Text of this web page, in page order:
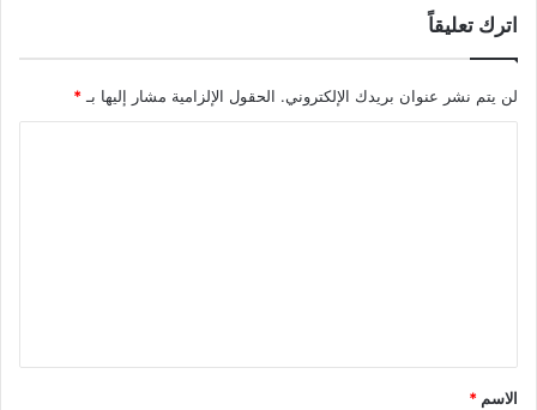
اترك تعليقاً
لن يتم نشر عنوان بريدك الإلكتروني. الحقول الإلزامية مشار إليها بـ*
*
الاسم *